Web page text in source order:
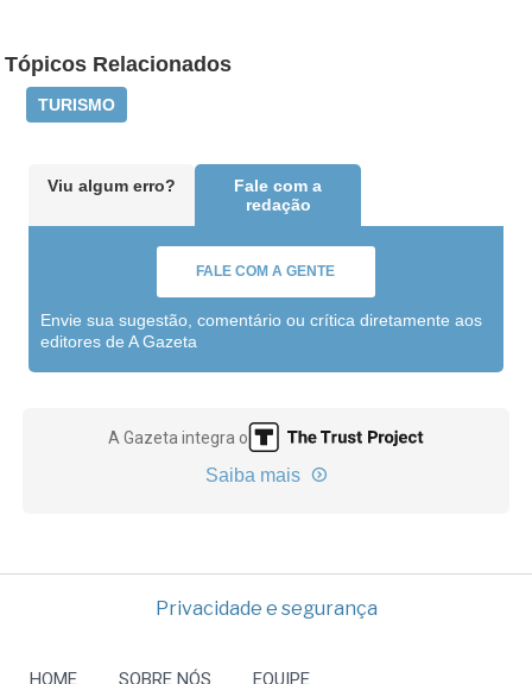
Tópicos Relacionados
TURISMO
Viu algum erro?
Fale com a
redação
FALE COM A GENTE
Envie sua sugestão, comentário ou crítica diretamente aos
editores de A Gazeta
A Gazeta integra o
Saiba mais
Privacidade e segurança
HOME SOBRE NÓS EQUIPE